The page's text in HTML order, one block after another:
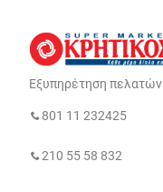
Εξυπηρέτηση πελατών
801 11 232425
210 55 58 832